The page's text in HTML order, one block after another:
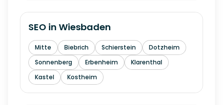
SEO in Wiesbaden
Mitte Biebrich Schierstein
Dotzheim
Sonnenberg
Erbenheim
Klarenthal
Kastel
Kostheim